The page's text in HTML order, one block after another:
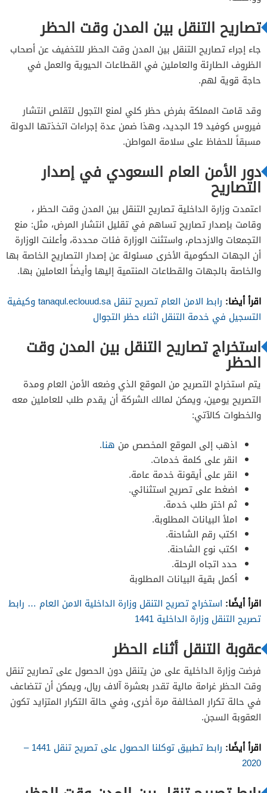
تصاريح التنقل بين المدن وقت الحظر
جاء إجراء تصاريح التنقل بين المدن وقت الحظر للتخفيف عن أصحاب
الظروف الطارئة والعاملين في القطاعات الحيوية والعمل في
حاجة قوية لهم.
وقد قامت المملكة بفرض حظر كلي لمنع التجول لتقلص انتشار
فيروس كوفيد 19 الجديد، وهذا ضمن عدة إجراءات اتخذتها الدولة
مسبقاً للحفاظ على سلامة المواطن.
دور الأمن العام السعودي في إصدار
التصاريح
اعتمدت وزارة الداخلية تصاريح التنقل بين المدن وقت الحظر ،
وقامت بإصدار تصاريح تساهم في تقليل انتشار المرض، مثل: منع
التجمعات والازدحام، واستثنت الوزارة فئات محددة، وأعلنت الوزارة
أن الجهات الحكومية الأخرى مسئولة عن إصدار التصاريح الخاصة بها
والخاصة بالجهات والقطاعات المنتمية إليها وأيضاً العاملين بها.
اقرأ أيضا:
رابط الامن العام تصريح تنقل tanaqul.eclouud.sa وكيفية
التسجيل في خدمة التنقل اثناء حظر التجوال
استخراج تصاريح التنقل بين المدن وقت
الحظر
يتم استخراج التصريح من الموقع الذي وضعه الأمن العام ومدة
التصريح يومين، ويمكن لمالك الشركة أن يقدم طلب للعاملين معه
والخطوات كالآتي:
اذهب إلى الموقع المخصص من هنا.
انقر على كلمة خدمات.
انقر على أيقونة خدمة عامة.
اضغط على تصريح استثنائي.
ثم اختر طلب خدمة.
املأ البيانات المطلوبة.
اكتب رقم الشاحنة.
اكتب نوع الشاحنة.
حدد اتجاه الرحلة.
أكمل بقية البيانات المطلوبة
اقرأ أيضًا: استخراج تصريح التنقل وزارة الداخلية الامن العام … رابط
تصريح التنقل وزارة الداخلية 1441
عقوبة التنقل أثناء الحظر
فرضت وزارة الداخلية على من يتنقل دون الحصول على تصاريح تنقل
وقت الحظر غرامة مالية تقدر بعشرة آلاف ريال، ويمكن أن تتضاعف
في حالة تكرار المخالفة مرة أخرى، وفي حالة التكرار المتزايد تكون
العقوبة السجن.
اقرأ أيضًا:
رابط تطبيق توكلنا الحصول على تصريح تنقل 1441 –
2020